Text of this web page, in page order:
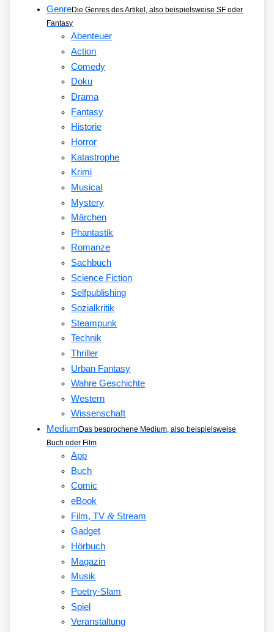
GenreDie Genres des Artikel, also beispielsweise SF oder
Fantasy
Abenteuer
Action
Comedy
Doku
Drama
Fantasy
Historie
Horror
Katastrophe
Krimi
Musical
Mystery
Märchen
Phantastik
Romanze
Sachbuch
Science Fiction
Selfpublishing
Sozialkritik
Steampunk
Technik
Thriller
Urban Fantasy
Wahre Geschichte
Western
Wissenschaft
Medium Das besprochene Medium, also beispielsweise
Buch oder Film
App
Buch
Comic
eBook
Film, TV&Stream
Gadget
Hörbuch
Magazin
Musik
Poetry-Slam
Spiel
Veranstaltung